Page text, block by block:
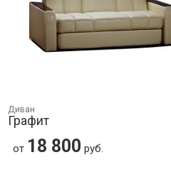
Диван
Графит
от 18 800 руб.